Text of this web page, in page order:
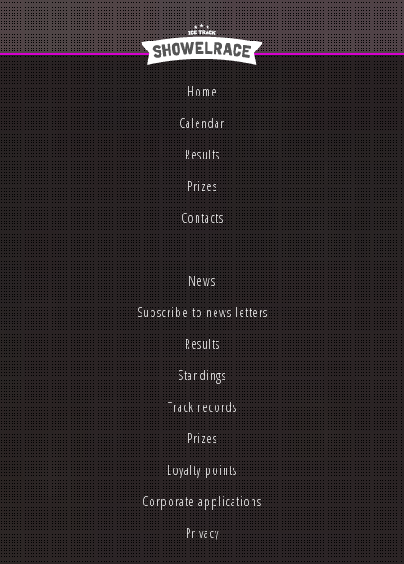
Home
Calendar
Results
Prizes
Contacts
News
Subscribe to news letters
Results
Standings
Track records
Prizes
Loyalty points
Corporate applications
Privacy